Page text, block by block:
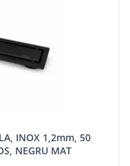
NEGRU MAT